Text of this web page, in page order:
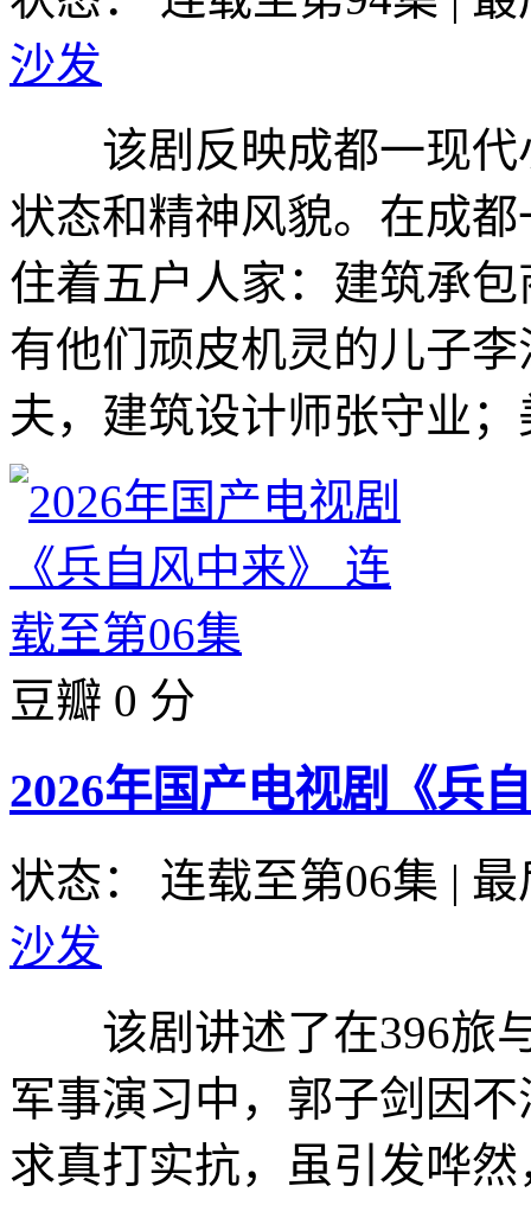
沙发
该剧反映成都一现代
状态和精神风貌。在成
住着五户人家：建筑承
有他们顽皮机灵的儿子
夫，建筑设计师张守业
豆瓣 0 分
2026年国产电视剧《兵
状态： 连载至第06集 | 最
沙发
该剧讲述了在396旅与
军事演习中，郭子剑因
求真打实抗，虽引发哗